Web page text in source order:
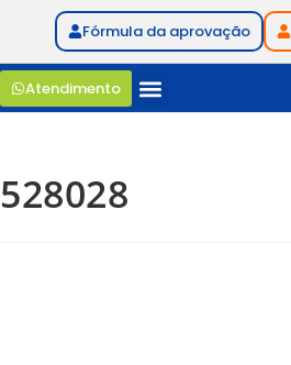
Fórmula da aprovação
Atendimento
528028